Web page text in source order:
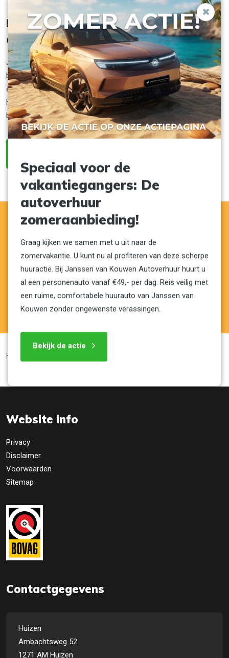
Busje huren bij JVK Autoverhuur;
eenvoudig, snel én voordelig
Jansen Van Kouwen is gespecialiseerd in de verhuur van
bestelwagens. Het huren van al onze huurauto’s is bij ons snel
en eenvoudig geregeld. Bekijk ons ruime en gevarieerde
huuraanbod aan bestelbussen en vindt in slechts 5 minuten het
busje die perfect voldoet aan uw behoeften en wensen.
Wij hebben een ruim aanbod personen-
en bedrijfswagens
BEKIJKEN
Home
Website info
Privacy
Disclaimer
Voorwaarden
Sitemap
Contactgegevens
Huizen
Ambachtsweg 52
1271 AM Huizen
Speciaal voor de
vakantiegangers: De
autoverhuur
zomeraanbieding!
Graag kijken we samen met u uit naar de
zomervakantie. U kunt nu al profiteren van deze scherpe
huuractie. Bij Janssen van Kouwen Autoverhuur huurt u
al een personenauto vanaf €49,- per dag. Reis veilig met
een ruime, comfortabele huurauto van Janssen van
Kouwen zonder ongewenste verassingen.
Bekijk de actie